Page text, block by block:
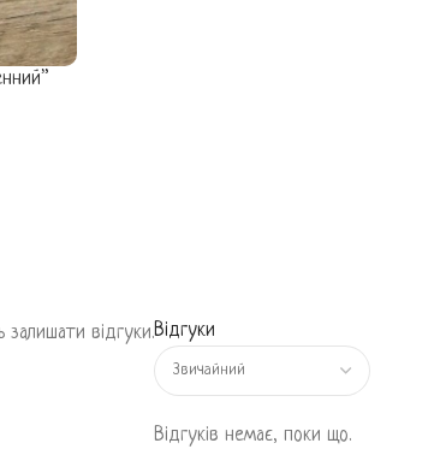
Відгуки
Відгуків немає, поки що.
залишати відгуки.